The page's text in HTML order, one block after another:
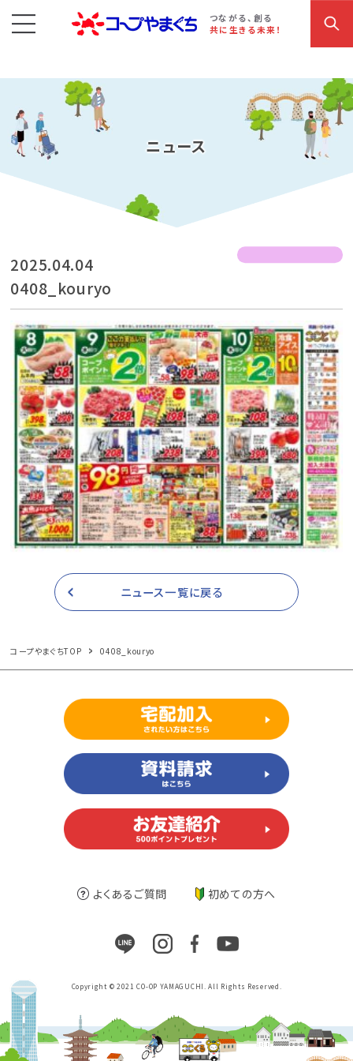
つながる、創る
共に生きる未来！
コープやまぐち お買い物・サービス こだわり商品 参加・イベント情報
ニュース
2025.04.04
0408_kouryo
ニュース一覧に戻る
コープやまぐちTOP 0408_kouryo
よくあるご質問 初めての方へ
Copyright © 2021 CO-OP YAMAGUCHI. All Rights Reserved.